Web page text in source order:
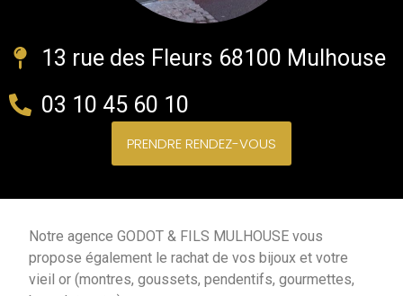
13 rue des Fleurs 68100 Mulhouse
03 10 45 60 10
PRENDRE RENDEZ-VOUS
Notre agence GODOT & FILS MULHOUSE vous
propose également le rachat de vos bijoux et votre
vieil or (montres, goussets, pendentifs, gourmettes,